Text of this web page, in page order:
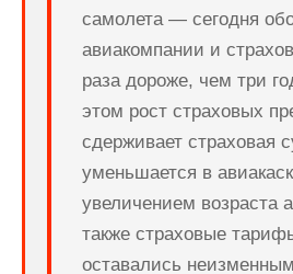
самолета — сегодня
авиакомпании и
раза дороже, чем три
этом рост страховых
сдерживает страховая
уменьшается в
увеличением возраста
также страховые
оставались